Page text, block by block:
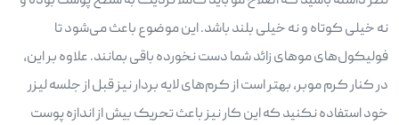
نه خیلی کوتاه و نه خیلی بلند باشد. این موضوع باعث می‌شود تا
فولیکول‌های موهای زائد شما دست نخورده باقی بمانند. علاوه بر این،
در کنار کرم موبر، بهتر است از کرم‌های لایه بردار نیز قبل از جلسه لیزر
خود استفاده نکنید که این کار نیز باعث تحریک بیش از اندازه پوست